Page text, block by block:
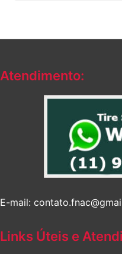
Atendimento:
E-mail:
Links Úteis e